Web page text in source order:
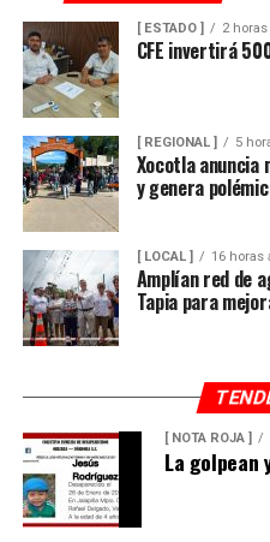
[ ESTADO ] 2
CFE invertirá
[ REGIONAL ] 5
Xocotla
y genera
[ LOCAL ] 16 horas
Amplían red de
Tapia para
[ NOTA ROJA ]
La golpean